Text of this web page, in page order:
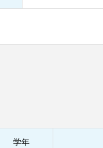
学年